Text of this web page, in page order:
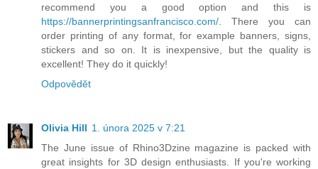
recommend you a good option and this is
https://bannerprintingsanfrancisco.com/ . There you can
order printing of any format, for example banners, signs,
stickers and so on. It is inexpensive, but the quality is
excellent! They do it quickly!
Odpovědět
Olivia Hill 1. února 2025 v 7:21
The June issue of Rhino3Dzine magazine is packed with
great insights for 3D design enthusiasts. If you're working